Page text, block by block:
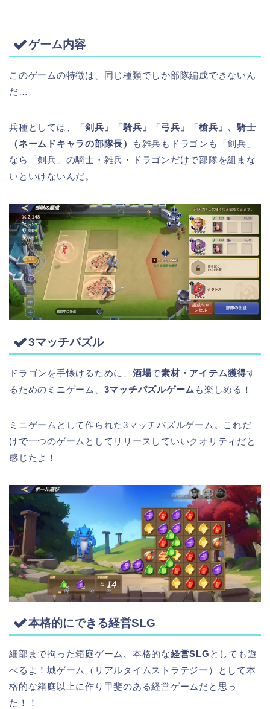
ゲーム内容
このゲームの特徴は、同じ種類でしか部隊編成できないん
だ…
兵種としては、
「剣兵」「騎兵」「弓兵」「槍兵」、騎士
（ネームドキャラの部隊長）
も雑兵もドラゴンも「剣兵」
なら「剣兵」の騎士・雑兵・ドラゴンだけで部隊を組まな
いといけないんだ。
3マッチパズル
ドラゴンを手懐けるために、 酒場で素材・アイテム獲得す
るためのミニゲーム、 3マッチパズルゲーム も楽しめる！
ミニゲームとして作られた3マッチパズルゲーム。これだ
けで一つのゲームとしてリリースしていいクオリティだと
感じたよ！
本格的にできる経営SLG
細部まで拘った箱庭ゲーム、本格的な経営SLG としても遊
べるよ！城ゲーム（リアルタイムストラテジー）として本
格的な箱庭以上に作り甲斐のある経営ゲームだと思っ
た！！